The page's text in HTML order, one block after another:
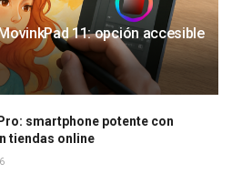
11: opción accesible
smartphone potente con
tiendas online